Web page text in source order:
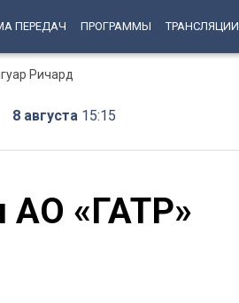
ПЕРЕДАЧ ПРОГРАММЫ ТРАНСЛЯЦИИ
Ричард
8 августа 15:15
АО «ГАТР»